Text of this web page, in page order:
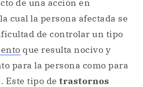
de una acción en
cual la persona afectada se
de controlar un tipo
que resulta nocivo y
para la persona como para
Este tipo de trastornos